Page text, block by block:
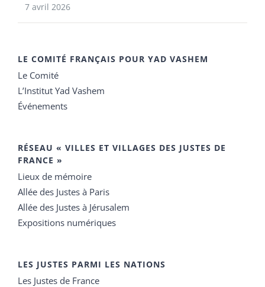
7 avril 2026
LE COMITÉ FRANÇAIS POUR YAD VASHEM
Le Comité
L’Institut Yad Vashem
Événements
RÉSEAU « VILLES ET VILLAGES DES JUSTES DE
FRANCE »
Lieux de mémoire
Allée des Justes à Paris
Allée des Justes à Jérusalem
Expositions numériques
LES JUSTES PARMI LES NATIONS
Les Justes de France